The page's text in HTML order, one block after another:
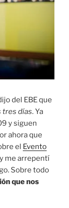
del EBE que
tres días. Ya
y siguen
ahora que
el Evento
me arrepentí
Sobre todo
que nos